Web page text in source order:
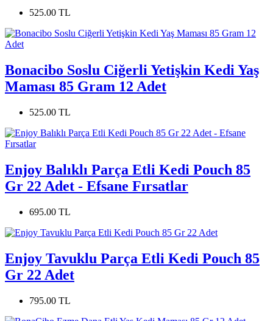
525.00 TL
Bonacibo Soslu Ciğerli Yetişkin Kedi Yaş
Maması 85 Gram 12 Adet
525.00 TL
Enjoy Balıklı Parça Etli Kedi Pouch 85
Gr 22 Adet - Efsane Fırsatlar
695.00 TL
Enjoy Tavuklu Parça Etli Kedi Pouch 85
Gr 22 Adet
795.00 TL